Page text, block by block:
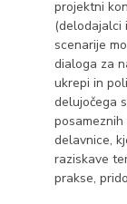
projektni
(delodajalci
scenarije
dialoga za
ukrepi in
delujočega
delavnice,
raziskave
prakse,